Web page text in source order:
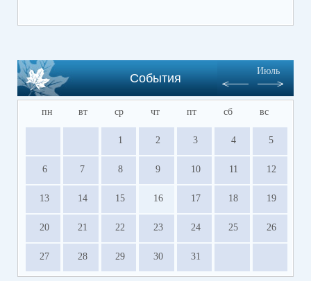
События
Июль
пн вт ср чт пт сб вс
1 2 3 4 5
6 7 8 9 10 11 12
13 14 15 16 17 18 19
20 21 22 23 24 25 26
27 28 29 30 31